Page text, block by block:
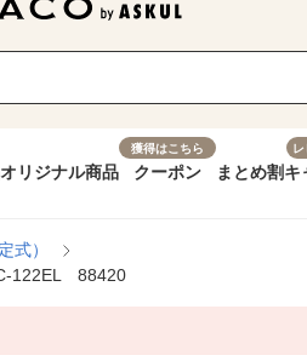
オリジナル商品
獲得はこちら
クーポン まとめ割キ
式）
122EL 88420